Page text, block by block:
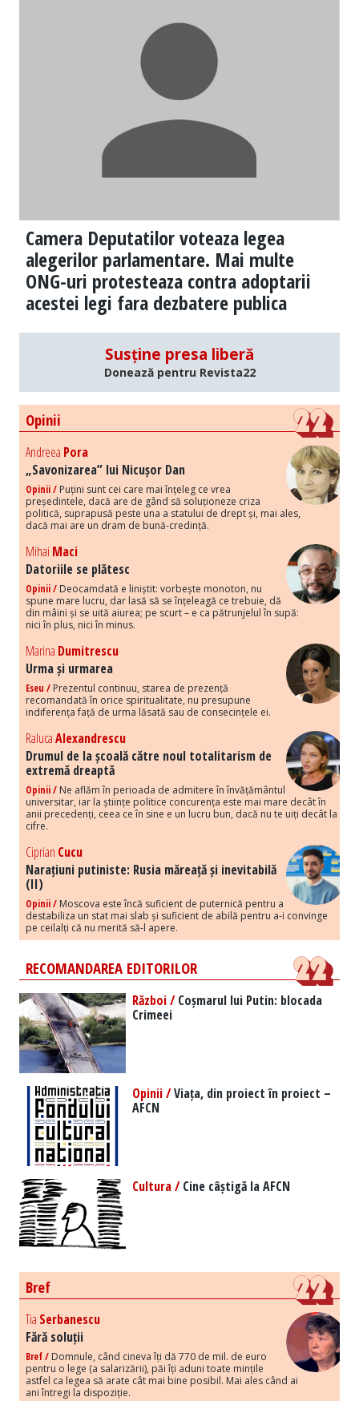
Camera Deputatilor voteaza legea
alegerilor parlamentare. Mai multe
ONG-uri protesteaza contra adoptarii
acestei legi fara dezbatere publica
Susține presa liberă
Donează pentru Revista22
Opinii
Andreea Pora
„Savonizarea” lui Nicușor Dan
Opinii / Puțini sunt cei care mai înțeleg ce vrea
președintele, dacă are de gând să soluționeze criza
politică, suprapusă peste una a statului de drept și, mai ales,
dacă mai are un dram de bună-credință.
Mihai Maci
Datoriile se plătesc
Opinii / Deocamdată e liniștit: vorbește monoton, nu
spune mare lucru, dar lasă să se înțeleagă ce trebuie, dă
din mâini și se uită aiurea; pe scurt – e ca pătrunjelul în supă:
nici în plus, nici în minus.
Marina Dumitrescu
Urma și urmarea
Eseu / Prezentul continuu, starea de prezență
recomandată în orice spiritualitate, nu presupune
indiferența față de urma lăsată sau de consecințele ei.
RalucaAlexandrescu
Drumul de la școală către noul totalitarism de
extremă dreaptă
Opinii / Ne aflăm în perioada de admitere în învățământul
universitar, iar la științe politice concurența este mai mare decât în
anii precedenți, ceea ce în sine e un lucru bun, dacă nu te uiți decât la
cifre.
Ciprian Cucu
Narațiuni putiniste: Rusia măreață și inevitabilă
(II)
Opinii / Moscova este încă suficient de puternică pentru a
destabiliza un stat mai slab și suficient de abilă pentru a-i convinge
pe ceilalți că nu merită să-l apere.
RECOMANDAREA EDITORILOR
Război /Coșmarul lui Putin: blocada
Crimeei
Opinii /Viața, din proiect în proiect –
AFCN
Cultura /Cine câștigă la AFCN
Bref
Tia Serbanescu
Fără soluții
Bref / Domnule, când cineva îți dă 770 de mil. de euro
pentru o lege (a salarizării), păi îți aduni toate mințile
astfel ca legea să arate cât mai bine posibil. Mai ales când ai
ani întregi la dispoziție.